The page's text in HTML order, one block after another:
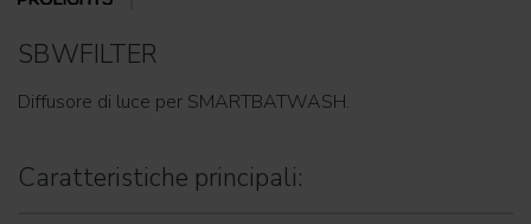
SBWFILTER
Diffusore di luce per SMARTBATWASH.
Caratteristiche principali: